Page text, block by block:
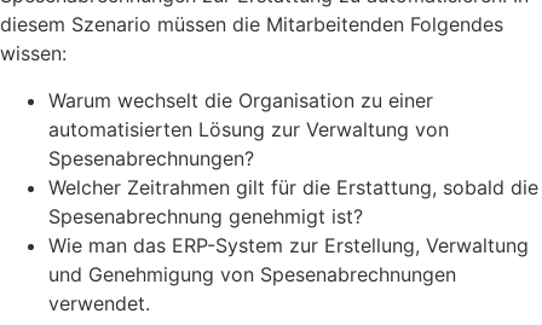
diesem Szenario müssen die Mitarbeitenden Folgendes
wissen:
Warum wechselt die Organisation zu einer
automatisierten Lösung zur Verwaltung von
Spesenabrechnungen?
Welcher Zeitrahmen gilt für die Erstattung, sobald die
Spesenabrechnung genehmigt ist?
Wie man das ERP-System zur Erstellung, Verwaltung
und Genehmigung von Spesenabrechnungen
verwendet.